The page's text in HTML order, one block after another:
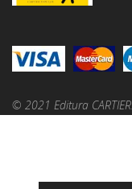
© 2021 Editura CARTIER.